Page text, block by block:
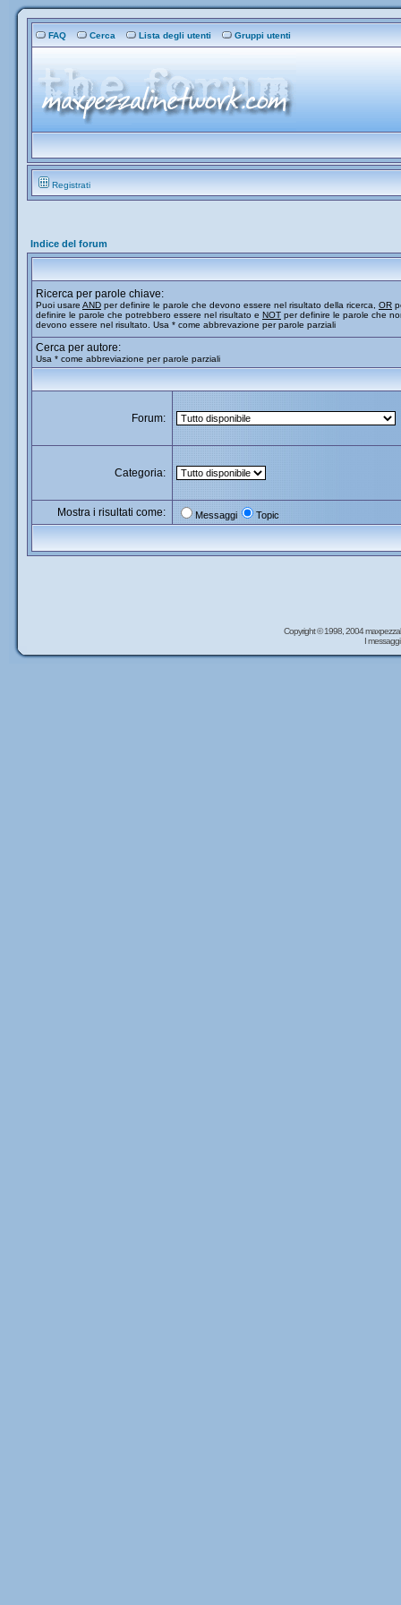
FAQ Cerca Lista degli utenti Gruppi utenti
Registrati
Indice del forum
Ricerca per parole chiave:
Puoi usare AND per definire le parole che devono essere nel risultato della ricerca, OR
definire le parole che potrebbero essere nel risultato e NOT per definire le parole che
devono essere nel risultato. Usa * come abbrevazione per parole parziali
Cerca per autore:
Usa * come abbreviazione per parole parziali
Forum:
Categoria:
Mostra i risultati come: Messaggi Topic
Copyright © 1998, 2004
I